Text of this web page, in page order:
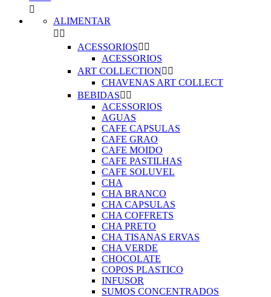

ALIMENTAR
 
ACESSORIOS 
ACESSORIOS
ART COLLECTION 
CHAVENAS ART COLLECT
BEBIDAS 
ACESSORIOS
AGUAS
CAFE CAPSULAS
CAFE GRAO
CAFE MOIDO
CAFE PASTILHAS
CAFE SOLUVEL
CHA
CHA BRANCO
CHA CAPSULAS
CHA COFFRETS
CHA PRETO
CHA TISANAS ERVAS
CHA VERDE
CHOCOLATE
COPOS PLASTICO
INFUSOR
SUMOS CONCENTRADOS